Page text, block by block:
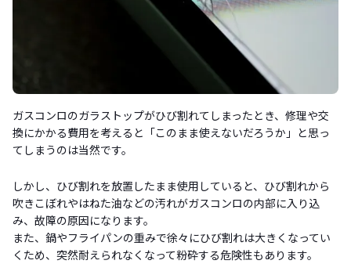
ガスコンロのガラストップがひび割れてしまったとき、修理や交
換にかかる費用を考えると「このまま使えないだろうか」と思っ
てしまうのは当然です。
しかし、ひび割れを放置したまま使用していると、ひび割れから
吹きこぼれやはねた油などの汚れがガスコンロの内部に入り込
み、故障の原因になります。
また、鍋やフライパンの重みで徐々にひび割れは大きくなってい
くため、突然耐えられなくなって粉砕する危険性もあります。